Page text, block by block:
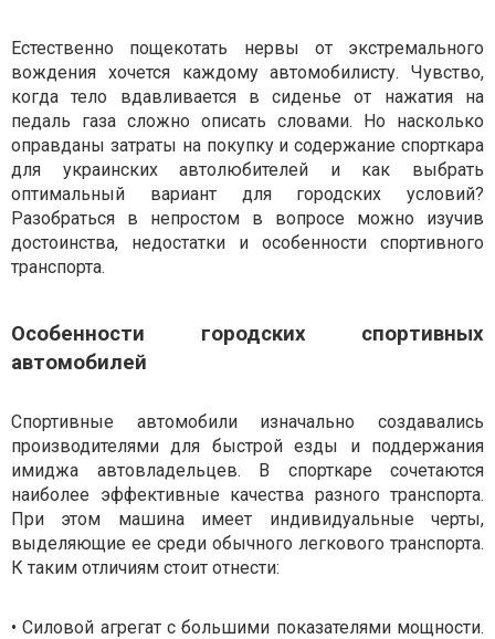
Естественно пощекотать нервы от экстремального
вождения хочется каждому автомобилисту. Чувство,
когда тело вдавливается в сиденье от нажатия на
педаль газа сложно описать словами. Но насколько
оправданы затраты на покупку и содержание спорткара
для украинских автолюбителей и как выбрать
оптимальный вариант для городских условий?
Разобраться в непростом в вопросе можно изучив
достоинства, недостатки и особенности спортивного
транспорта.
Особенности городских спортивных
автомобилей
Спортивные автомобили изначально создавались
производителями для быстрой езды и поддержания
имиджа автовладельцев. В спорткаре сочетаются
наиболее эффективные качества разного транспорта.
При этом машина имеет индивидуальные черты,
выделяющие ее среди обычного легкового транспорта.
К таким отличиям стоит отнести:
• Силовой агрегат с большими показателями мощности.